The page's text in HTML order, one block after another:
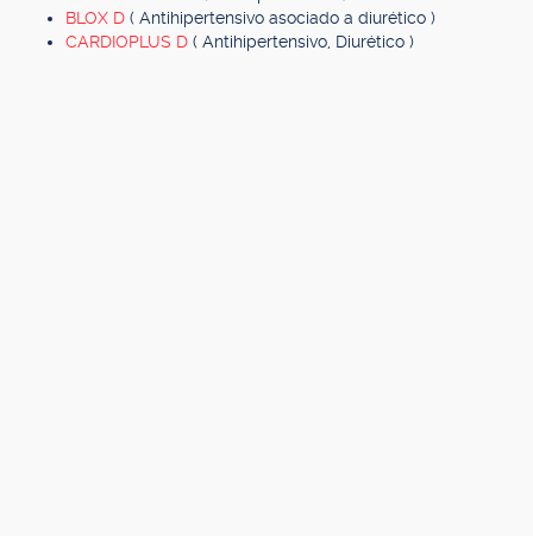
BLOX D ( Antihipertensivo asociado a diurético )
CARDIOPLUS D ( Antihipertensivo, Diurético )